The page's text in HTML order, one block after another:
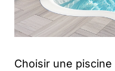
Choisir une